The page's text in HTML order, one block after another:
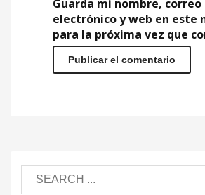
Guarda mi nombre, correo
electrónico y web en este
para la próxima vez que